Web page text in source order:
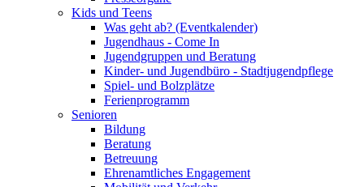
Kids und Teens
Was geht ab? (Eventkalender)
Jugendhaus - Come In
Jugendgruppen und Beratung
Kinder- und Jugendbüro - Stadtjugendpflege
Spiel- und Bolzplätze
Ferienprogramm
Senioren
Bildung
Beratung
Betreuung
Ehrenamtliches Engagement